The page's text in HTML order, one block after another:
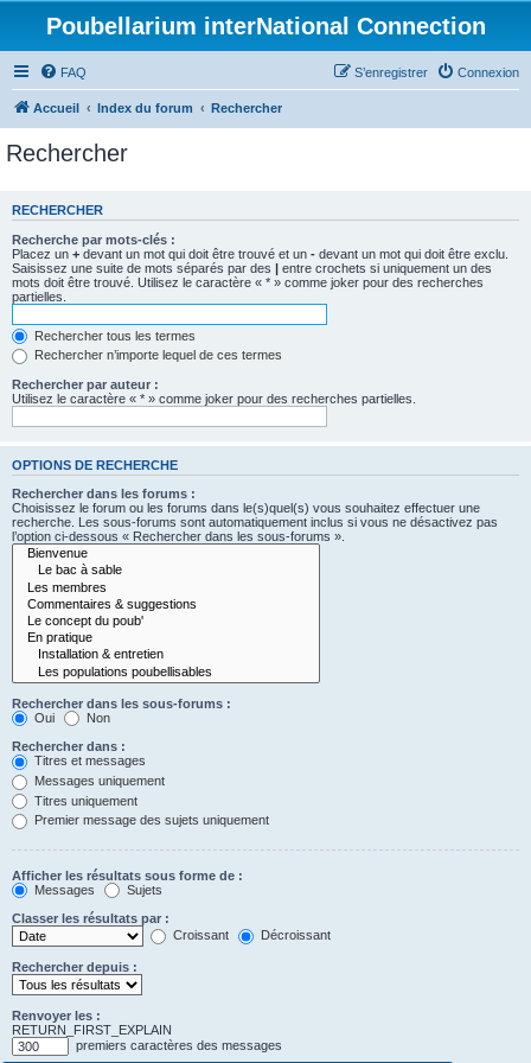
Poubellarium interNational Connection
FAQ Connexion
S’enregistrer
Accueil Index du forum Rechercher
Rechercher
RECHERCHER
Recherche par mots-clés :
Placez un + devant un mot qui doit être trouvé et un - devant un mot qui doit être exclu.
Saisissez une suite de mots séparés par des | entre crochets si uniquement un des
mots doit être trouvé. Utilisez le caractère « * » comme joker pour des recherches
partielles.
Rechercher tous les termes
Rechercher n’importe lequel de ces termes
Rechercher par auteur :
Utilisez le caractère « * » comme joker pour des recherches partielles.
OPTIONS DE RECHERCHE
Rechercher dans les forums :
Choisissez le forum ou les forums dans le(s)quel(s) vous souhaitez effectuer une
recherche. Les sous-forums sont automatiquement inclus si vous ne désactivez pas
l’option ci-dessous « Rechercher dans les sous-forums ».
Rechercher dans les sous-forums :
Oui
Non
Rechercher dans :
Titres et messages
Messages uniquement
Titres uniquement
Premier message des sujets uniquement
Afficher les résultats sous forme de :
Messages
Sujets
Classer les résultats par :
Croissant
Décroissant
Rechercher depuis :
Renvoyer les :
RETURN_FIRST_EXPLAIN
premiers caractères des messages